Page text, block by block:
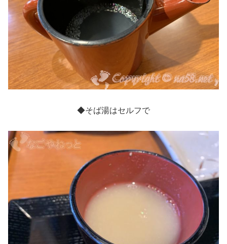
◆そば湯はセルフで